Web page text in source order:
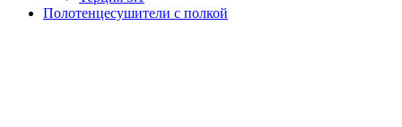
Полотенцесушители с полкой